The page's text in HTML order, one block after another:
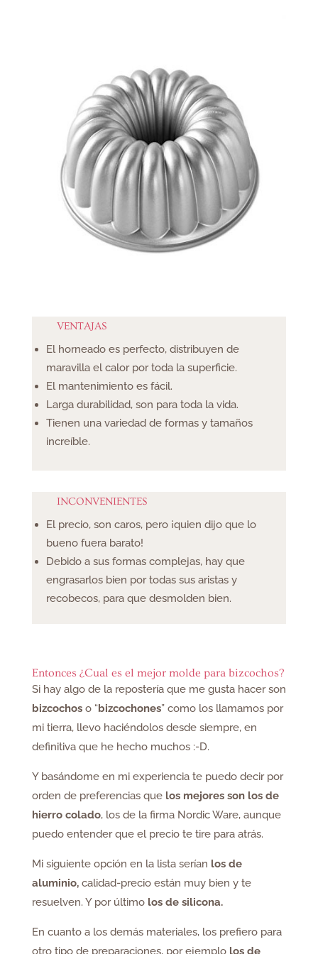
VENTAJAS
El horneado es perfecto, distribuyen de
maravilla el calor por toda la superficie.
El mantenimiento es fácil.
Larga durabilidad, son para toda la vida.
Tienen una variedad de formas y tamaños
increíble.
​INCONVENIENTES
El precio, son caros, pero ¡quien dijo que lo
bueno fuera barato!
Debido a sus formas complejas, hay que
engrasarlos bien por todas sus aristas y
recobecos, para que desmolden bien.
Entonces ¿Cual es el mejor molde para bizcochos?
Si hay algo de la repostería que me gusta hacer son
bizcochoso “bizcochones” como los llamamos por
mi tierra, llevo haciéndolos desde siempre, en
definitiva que he hecho muchos :-D.
Y basándome en mi experiencia te puedo decir por
orden de preferencias quelos mejores son los de
hierro colado, los de la firma Nordic Ware, aunque
puedo entender que el precio te tire para atrás.
Mi siguiente opción en la lista serían los de
aluminio,calidad-precio están muy bien y te
resuelven. Y por último los de silicona.
En cuanto a los demás materiales, los prefiero para